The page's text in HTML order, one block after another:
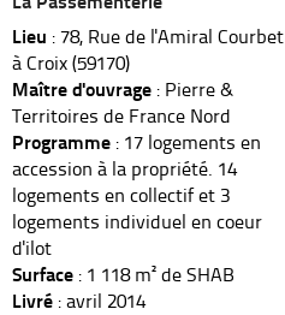
Lieu : 78, Rue de l'Amiral Courbet
à Croix (59170)
Maître d'ouvrage : Pierre &
Territoires de France Nord
Programme : 17 logements en
accession à la propriété. 14
logements en collectif et 3
logements individuel en coeur
d'ilot
Surface : 1 118 m² de SHAB
Livré : avril 2014